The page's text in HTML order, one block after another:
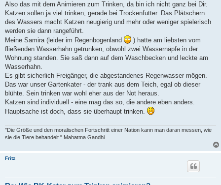
r
a
Also das mit dem Animieren zum Trinken, da bin ich nicht ganz bei Dir.
Katzen sollen ja viel trinken, gerade bei Trockenfutter. Das Plätschern
des Wassers macht Katzen neugierig und mehr oder weniger spielerisch
werden sie dann rangeführt.
Meine Samira (leider im Regenbogenland
) hatte am liebsten vom
fließenden Wasserhahn getrunken, obwohl zwei Wassernäpfe in der
Wohnung standen. Sie saß dann auf dem Waschbecken und leckte am
Wasserhahn.
Es gibt sicherlich Freigänger, die abgestandenes Regenwasser mögen.
Das war unser Gartenkater - der trank aus dem Teich, egal ob dieser
blühte. Sein trinken war wohl eher aus der Not heraus.
Katzen sind individuell - eine mag das so, die andere eben anders.
Hauptsache ist doch, dass sie überhaupt trinken.
"Die Größe und den moralischen Fortschritt einer Nation kann man daran messen, wie
sie die Tiere behandelt." Mahatma Gandhi
Fritz